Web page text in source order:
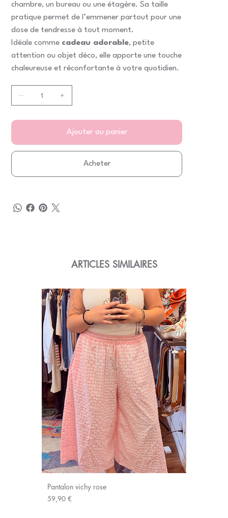
chambre, un bureau ou une étagère. Sa taille
pratique permet de l’emmener partout pour une
dose de tendresse à tout moment.
Idéale comme cadeau adorable, petite
attention ou objet déco, elle apporte une touche
chaleureuse et réconfortante à votre quotidien.
Ajouter au panier
Acheter
ARTICLES SIMILAIRES
Pantalon vichy rose
Prix
59,90 €